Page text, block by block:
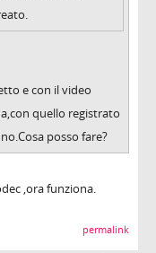
e con il video
quello registrato
posso fare?
,ora funziona.
permalink